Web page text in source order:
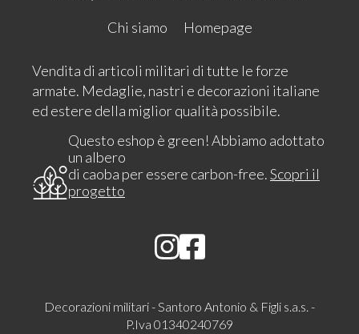
Chi siamo
Homepage
Vendita di articoli militari di tutte le forze
armate. Medaglie, nastri e decorazioni italiane
ed estere della miglior qualità possibile.
Questo eshop è green! Abbiamo adottato
un albero
di caoba per essere carbon-free.Scopri il
progetto
Decorazioni militari - Santoro Antonio & Figli s.a.s. -
P.Iva 01340240769